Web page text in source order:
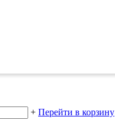
+ Перейти в корзину